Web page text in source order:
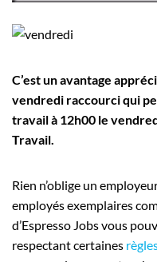
C’est un avantage
vendredi raccourci qui
travail à 12h00 le
Travail.
Rien n’oblige un
employés exemplaires
d’Espresso Jobs vous
respectant certaines